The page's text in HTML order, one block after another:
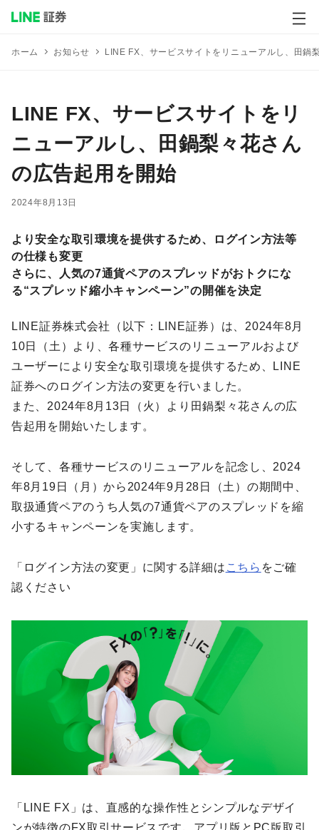
ホーム お知らせ LINE FX、サービスサイトをリニューアルし、田鍋
LINE FX、サービスサイトをリ
ニューアルし、田鍋梨々花さん
の広告起用を開始
2024年8月13日
より安全な取引環境を提供するため、ログイン方法等
の仕様も変更
さらに、人気の7通貨ペアのスプレッドがおトクにな
る“スプレッド縮小キャンペーン”の開催を決定
LINE証券株式会社（以下：LINE証券）は、2024年8月
10日（土）より、各種サービスのリニューアルおよび
ユーザーにより安全な取引環境を提供するため、LINE
証券へのログイン方法の変更を行いました。
また、2024年8月13日（火）より田鍋梨々花さんの広
告起用を開始いたします。
そして、各種サービスのリニューアルを記念し、2024
年8月19日（月）から2024年9月28日（土）の期間中、
取扱通貨ペアのうち人気の7通貨ペアのスプレッドを縮
小するキャンペーンを実施します。
「ログイン方法の変更」に関する詳細は こちら をご確
認ください
「LINE FX」は、直感的な操作性とシンプルなデザイ